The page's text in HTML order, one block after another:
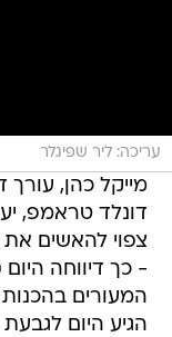
עריכה: ליר שפיגלר
מייקל כהן,
דונלד טראמפ,
צפוי להאשים
המעורים
הגיע היום לגבעת